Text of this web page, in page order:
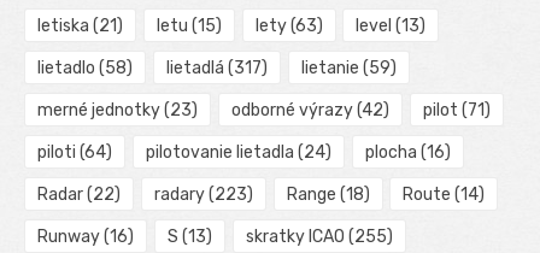
letiska (21) letu (15) lety(63) level (13)
lietadlo (58) lietadlá (317) lietanie (59)
merné jednotky(23) odborné výrazy(42) pilot (71)
piloti (64) pilotovanie lietadla (24) plocha (16)
Radar(22) radary(223) Range (18) Route (14)
Runway(16) S (13) skratky ICAO (255)